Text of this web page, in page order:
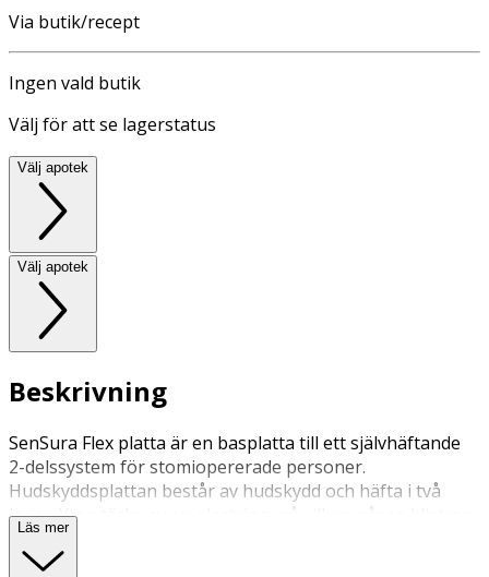
Via butik/recept
Ingen vald butik
Välj för att se lagerstatus
Välj apotek
Välj apotek
Beskrivning
SenSura Flex platta är en basplatta till ett självhäftande
2-delssystem för stomiopererade personer.
Hudskyddsplattan består av hudskydd och häfta i två
lager. Ytan täcks av en plastring, på vilken påsen klistras.
Plattan kan sitta på flera dagar och byts vid behov. Kan
endast användas med SenSura Flex påsar.
Läs mer